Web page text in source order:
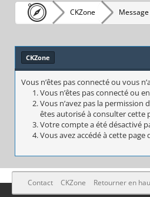
CKZone
CKZone
Vous n’êtes pas connecté ou vous
Vous n’êtes pas connecté ou
Vous n’avez pas la permission
êtes autorisé à consulter cette
Votre compte a été désactivé
Vous avez accédé à cette
Contact CKZone Retourner en